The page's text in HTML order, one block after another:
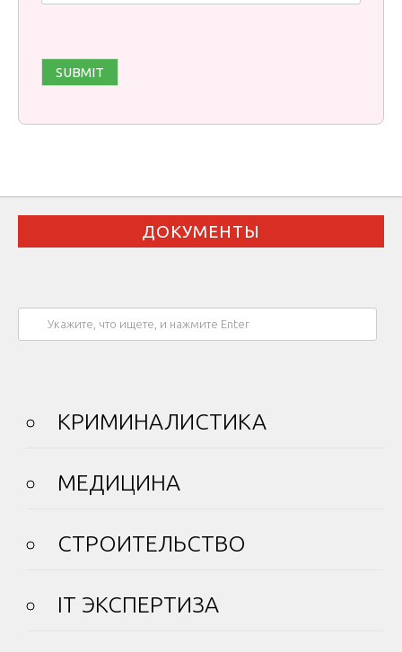
ДОКУМЕНТЫ
КРИМИНАЛИСТИКА
МЕДИЦИНА
СТРОИТЕЛЬСТВО
IT ЭКСПЕРТИЗА